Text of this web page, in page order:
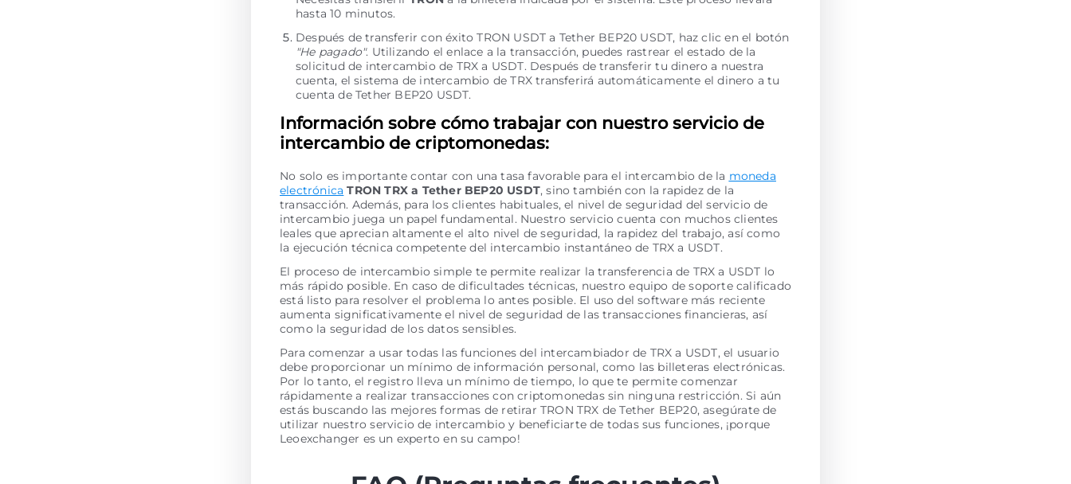
hasta 10 minutos.
Después de transferir con éxito TRON USDT a Tether BEP20 USDT, haz clic en el botón
"He pagado". Utilizando el enlace a la transacción, puedes rastrear el estado de la
solicitud de intercambio de TRX a USDT. Después de transferir tu dinero a nuestra
cuenta, el sistema de intercambio de TRX transferirá automáticamente el dinero a tu
cuenta de Tether BEP20 USDT.
Información sobre cómo trabajar con nuestro servicio de
intercambio de criptomonedas:
No solo es importante contar con una tasa favorable para el intercambio de la moneda
electrónica TRON TRX a Tether BEP20 USDT, sino también con la rapidez de la
transacción. Además, para los clientes habituales, el nivel de seguridad del servicio de
intercambio juega un papel fundamental. Nuestro servicio cuenta con muchos clientes
leales que aprecian altamente el alto nivel de seguridad, la rapidez del trabajo, así como
la ejecución técnica competente del intercambio instantáneo de TRX a USDT.
El proceso de intercambio simple te permite realizar la transferencia de TRX a USDT lo
más rápido posible. En caso de dificultades técnicas, nuestro equipo de soporte calificado
está listo para resolver el problema lo antes posible. El uso del software más reciente
aumenta significativamente el nivel de seguridad de las transacciones financieras, así
como la seguridad de los datos sensibles.
Para comenzar a usar todas las funciones del intercambiador de TRX a USDT, el usuario
debe proporcionar un mínimo de información personal, como las billeteras electrónicas.
Por lo tanto, el registro lleva un mínimo de tiempo, lo que te permite comenzar
rápidamente a realizar transacciones con criptomonedas sin ninguna restricción. Si aún
estás buscando las mejores formas de retirar TRON TRX de Tether BEP20, asegúrate de
utilizar nuestro servicio de intercambio y beneficiarte de todas sus funciones, ¡porque
Leoexchanger es un experto en su campo!